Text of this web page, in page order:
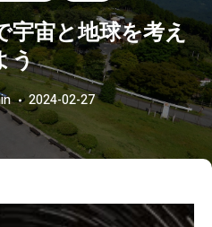
宇宙と地球を考え
う
2024-02-27